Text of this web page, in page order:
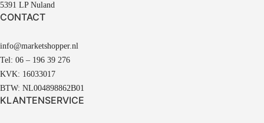
5391 LP Nuland
CONTACT
info@marketshopper.nl
Tel: 06 – 196 39 276
KVK: 16033017
BTW: NL004898862B01
KLANTENSERVICE